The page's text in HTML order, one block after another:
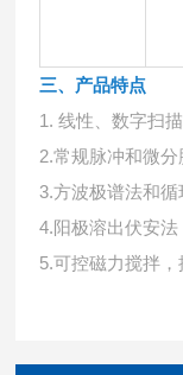
三、产品特点
1. 线性、数字扫
2.常规脉冲和微
3.方波极谱法和循
4.阳极溶出伏安法
5.可控磁力搅拌